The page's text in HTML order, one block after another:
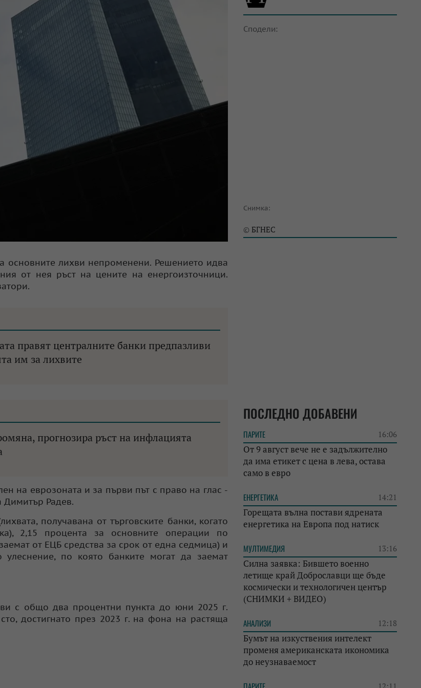
Сподели:
Снимка:
© БГНЕС
основните лихви непроменени. Решението идва
от нея ръст на цените на енергоизточници.
правят централните банки предпазливи
им за лихвите
прогнозира ръст на инфлацията
на еврозоната и за първи път с право на глас -
Димитър Радев.
получавана от търговските банки, когато
2,15 процента за основните операции по
от ЕЦБ средства за срок от една седмица) и
по която банките могат да заемат
с общо два процентни пункта до юни 2025 г.
достигнато през 2023 г. на фона на растяща
ПОСЛЕДНО ДОБАВЕНИ
ПАРИТЕ 16:06
От 9 август вече не е задължително
да има етикет с цена в лева, остава
само в евро
ЕНЕРГЕТИКА 14:21
Горещата вълна постави ядрената
енергетика на Европа под натиск
МУЛТИМЕДИЯ 13:16
Силна заявка: Бившето военно
летище край Доброславци ще бъде
космически и технологичен център
(СНИМКИ + ВИДЕО)
АНАЛИЗИ 12:18
Бумът на изкуствения интелект
променя американската икономика
до неузнаваемост
12:11